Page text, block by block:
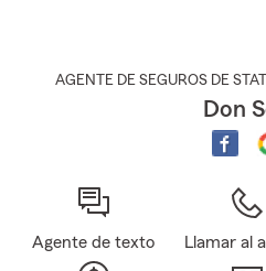
AGENTE DE SEGUROS DE
Don
Agente de texto Llamar al